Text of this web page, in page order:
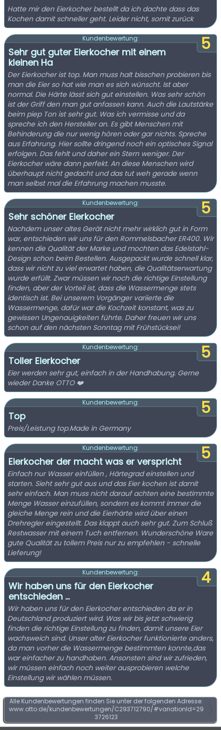
Hatte mir den Eierkocher bestellt da ich dachte dass das
Kochen damit schneller geht. Leider nicht, somit zurück
5
Kundenbewertung:
Sehr gut guter Eierkocher mit einem
kleinen Ha
Der Eierkocher ist top. Man muss halt bisschen probieren bis
man die Eier so hat wie man es sich wünscht. Ist aber
normal. Die Härte lässt sich gut einstellen. Was sehr schön
ist der Griff den man gut anfassen kann. Auch die Lautstärke
beim piep Ton ist sehr gut. Was ich vermisse und da
spreche ich den Hersteller an. Es gibt Menschen mit
Behinderung die nur wenig hören oder gar nichts. Spreche
aus Erfahrung. Hier sollte dringend noch ein optisches Signal
erfolgen. Das fehlt und daher ein Stern weniger. Der
Eierkocher wäre dann perfekt. An diese Menschen wird
überhaupt nicht gedacht und das tut weh gerade wenn
man selbst mal die Erfahrung machen musste.
5
Kundenbewertung:
Sehr schöner Eierkocher
Nachdem unser altes Gerät nicht mehr wirklich gut in Form
war, entschieden wir uns für den Rommelsbacher ER400. Wir
kennen die Qualität der Marke und mochten das Edelstahl-
Design schon beim Bestellen. Ausgepackt wurde schnell klar,
dass wir nicht zu viel erwartet haben, die Qualitätserwartung
wurde erfüllt. Zwar müssen wir noch die richtige Einstellung
finden, aber der Vorteil ist, dass die Wassermenge stets
identisch ist. Bei unserem Vorgänger variierte die
Wassermenge, dafür war die Kochzeit konstant, was zu
gewissen Ungenauigkeiten führte. Daher freuen wir uns
schon auf den nächsten Sonntag mit Frühstücksei!
5
Kundenbewertung:
Toller Eierkocher
Eier werden sehr gut, einfach in der Handhabung. Gerne
wieder Danke OTTO ❤️
5
Kundenbewertung:
Top
Preis/Leistung top.Made in Germany
5
Kundenbewertung:
Eierkocher der macht was er verspricht
Einfach nur Wasser einfüllen , Härtegrad einstellen und
starten. Sieht sehr gut aus und das Eier kochen ist damit
sehr einfach. Man muss nicht darauf achten eine bestimmte
Menge Wasser einzufüllen, sondern es kommt immer die
gleiche Menge rein und die Eierhärte wird über einen
Drehregler eingestellt. Das klappt auch sehr gut. Zum Schluß
Restwasser mit einem Tuch entfernen. Wunderschöne Ware
gute Qualität zu tollem Preis nur zu empfehlen - schnelle
Lieferung!
4
Kundenbewertung:
Wir haben uns für den Eierkocher
entschieden ...
Wir haben uns für den Eierkocher entschieden da er in
Deutschland produziert wird. Was wir bis jetzt schwierig
finden die richtige Einstellung zu finden, damit unsere Eier
wachsweich sind. Unser alter Eierkocher funktionierte anders,
da man vorher die Wassermenge bestimmten konnte,das
war einfacher zu handhaben. Ansonsten sind wir zufrieden,
wir müssen einfach noch weiter ausprobieren welche
Einstellung wir wählen müssen.
Alle Kundenbewertungen finden Sie unter der folgenden Adresse:
www.otto.de/kundenbewertungen/C293712790/#variationId=29
3726123